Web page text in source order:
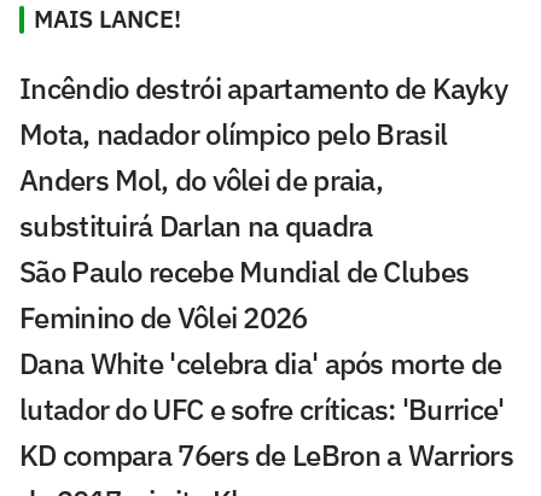
MAIS LANCE!
Incêndio destrói apartamento de Kayky
Mota, nadador olímpico pelo Brasil
Anders Mol, do vôlei de praia,
substituirá Darlan na quadra
São Paulo recebe Mundial de Clubes
Feminino de Vôlei 2026
Dana White 'celebra dia' após morte de
lutador do UFC e sofre críticas: 'Burrice'
KD compara 76ers de LeBron a Warriors